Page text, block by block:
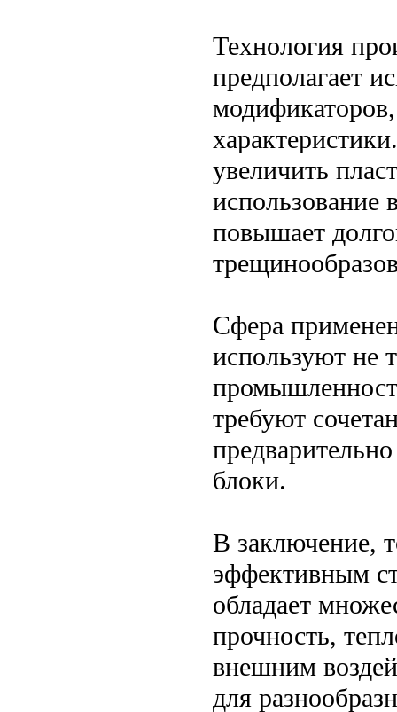
Технология
предполагает
увеличить
использование
повышает
Сфера
используют не
требуют
блоки.
В заключение,
эффективным
обладает
прочность,
внешним
для